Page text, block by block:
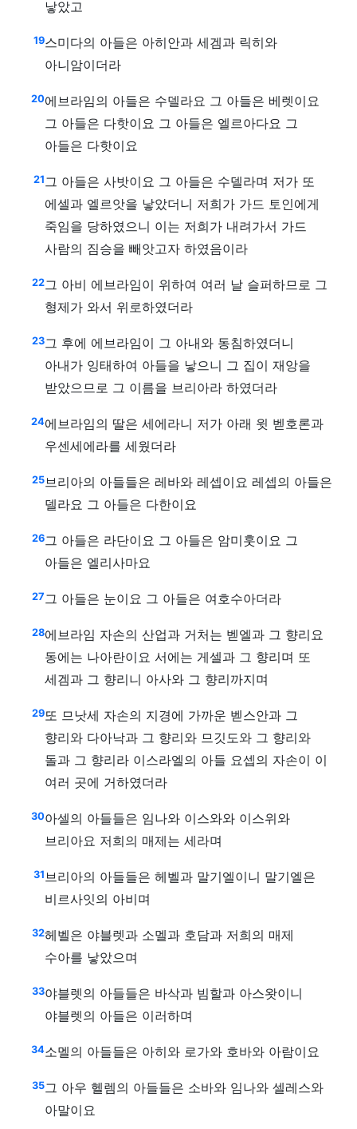
낳았고
19스미다의 아들은 아히안과 세겜과 릭히와
아니암이더라
20에브라임의 아들은 수델라요 그 아들은 베렛이요
그 아들은 다핫이요 그 아들은 엘르아다요 그
아들은 다핫이요
21그 아들은 사밧이요 그 아들은 수델라며 저가 또
에셀과 엘르앗을 낳았더니 저희가 가드 토인에게
죽임을 당하였으니 이는 저희가 내려가서 가드
사람의 짐승을 빼앗고자 하였음이라
22그 아비 에브라임이 위하여 여러 날 슬퍼하므로 그
형제가 와서 위로하였더라
23그 후에 에브라임이 그 아내와 동침하였더니
아내가 잉태하여 아들을 낳으니 그 집이 재앙을
받았으므로 그 이름을 브리아라 하였더라
24에브라임의 딸은 세에라니 저가 아래 윗 벧호론과
우센세에라를 세웠더라
25브리아의 아들들은 레바와 레셉이요 레셉의 아들은
델라요 그 아들은 다한이요
26그 아들은 라단이요 그 아들은 암미훗이요 그
아들은 엘리사마요
27그 아들은 눈이요 그 아들은 여호수아더라
28에브라임 자손의 산업과 거처는 벧엘과 그 향리요
동에는 나아란이요 서에는 게셀과 그 향리며 또
세겜과 그 향리니 아사와 그 향리까지며
29또 므낫세 자손의 지경에 가까운 벧스안과 그
향리와 다아낙과 그 향리와 므깃도와 그 향리와
돌과 그 향리라 이스라엘의 아들 요셉의 자손이 이
여러 곳에 거하였더라
30아셀의 아들들은 임나와 이스와와 이스위와
브리아요 저희의 매제는 세라며
31브리아의 아들들은 헤벨과 말기엘이니 말기엘은
비르사잇의 아비며
32헤벨은 야블렛과 소멜과 호담과 저희의 매제
수아를 낳았으며
33야블렛의 아들들은 바삭과 빔할과 아스왓이니
야블렛의 아들은 이러하며
34소멜의 아들들은 아히와 로가와 호바와 아람이요
35그 아우 헬렘의 아들들은 소바와 임나와 셀레스와
아말이요